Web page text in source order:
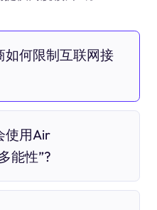
如何限制互联网接
使用Air
能性”?